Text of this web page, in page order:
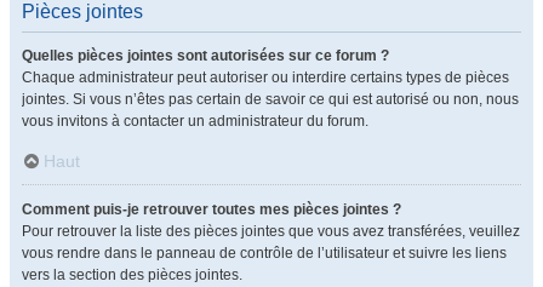
Pièces jointes
Quelles pièces jointes sont autorisées sur ce forum ?
Chaque administrateur peut autoriser ou interdire certains types de pièces
jointes. Si vous n’êtes pas certain de savoir ce qui est autorisé ou non, nous
vous invitons à contacter un administrateur du forum.
Haut
Comment puis-je retrouver toutes mes pièces jointes ?
Pour retrouver la liste des pièces jointes que vous avez transférées, veuillez
vous rendre dans le panneau de contrôle de l’utilisateur et suivre les liens
vers la section des pièces jointes.